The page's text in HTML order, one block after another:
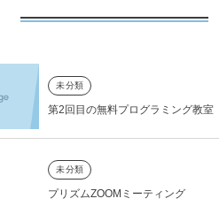
未分類
第2回目の無料プログラミング教室
未分類
プリズムZOOMミーティング